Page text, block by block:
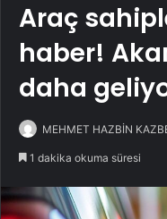
Araç
haber!
daha
MEHMET HAZBİN
1 dakika okuma süresi